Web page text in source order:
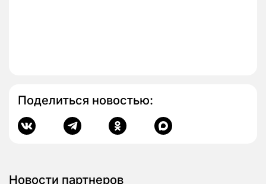
Поделиться новостью:
Новости партнеров